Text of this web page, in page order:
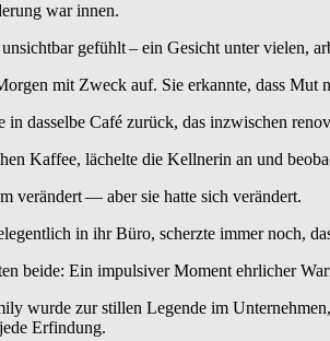
war innen.
unsichtbar gefühlt – ein Gesicht unter vielen,
mit Zweck auf. Sie erkannte, dass
in dasselbe Café zurück, das inzwischen
Kaffee, lächelte die Kellnerin an und
verändert — aber sie hatte sich verändert.
in ihr Büro, scherzte immer noch,
beide: Ein impulsiver Moment ehrlicher
wurde zur stillen Legende im
Erfindung.